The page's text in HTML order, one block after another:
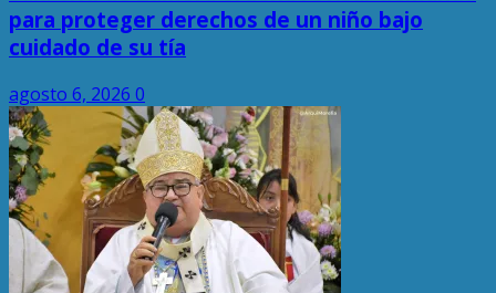
para proteger derechos de un niño bajo
cuidado de su tía
agosto 6, 2026 0